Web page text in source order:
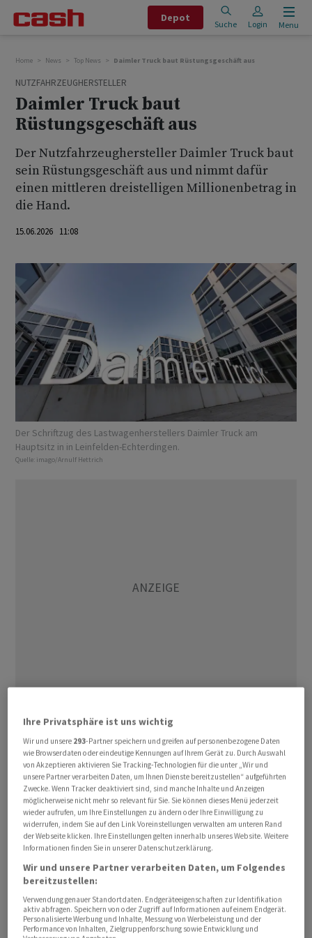
Depot
Suche Login Menu
Home News Top News Daimler Truck baut Rüstungsgeschäft aus
NUTZFAHRZEUGHERSTELLER
Daimler Truck baut
Rüstungsgeschäft aus
Der Nutzfahrzeughersteller Daimler Truck baut
sein Rüstungsgeschäft aus und nimmt dafür
einen mittleren dreistelligen ‌Millionenbetrag ⁠in
die Hand.
15.06.2026 11:08
Der Schriftzug des Lastwagenherstellers Daimler Truck am
Hauptsitz in in Leinfelden-Echterdingen.
Quelle: imago/Arnulf Hettrich
Ziel sei es, bis 2028 einen ⁠Umsatz von einer Milliarde
erwirtschaften, teilte das Stuttgarter Unternehmen
Daimler Truckam Montag mit. Dafür ​rief der Lkw-Bauer
die Dachmarke «Daimler TruckDefence» ins Leben.
Neben Lkw der MarkeMercedes-Benzsollen auch
andere Fahrzeuge aus dem Konzern für
Rüstungszwecke eingesetzt werden.
Geleitet werden ‌soll das Rüstungsgeschäft mit rund
1000 Mitarbeitern von Dennis Kinzelmann. Dieser gab
das Ziel aus, zu einem der ​führenden Anbieter
militärischer Mobilität zu werden. Bislang ​war Daimler
Ihre Privatsphäre ist uns wichtig
Wir und unsere 293-Partner speichern und greifen auf personenbezogene Daten
wie Browserdaten oder eindeutige Kennungen auf Ihrem Gerät zu. Durch Auswahl
von Akzeptieren aktivieren Sie Tracking-Technologien für die unter „Wir und
unsere Partner verarbeiten Daten, um Ihnen Dienste bereitzustellen“ aufgeführten
Zwecke. Wenn Tracker deaktiviert sind, sind manche Inhalte und Anzeigen
möglicherweise nicht mehr so relevant für Sie. Sie können dieses Menü jederzeit
wieder aufrufen, um Ihre Einstellungen zu ändern oder Ihre Einwilligung zu
widerrufen, indem Sie auf den Link Voreinstellungen verwalten am unteren Rand
der Webseite klicken. Ihre Einstellungen gelten innerhalb unseres Website. Weitere
Informationen finden Sie in unserer Datenschutzerklärung.
Wir und unsere Partner verarbeiten Daten, um Folgendes
bereitzustellen:
Verwendung genauer Standortdaten. Endgeräteeigenschaften zur Identifikation
aktiv abfragen. Speichern von oder Zugriff auf Informationen auf einem Endgerät.
Personalisierte Werbung und Inhalte, Messung von Werbeleistung und der
Performance von Inhalten, Zielgruppenforschung sowie Entwicklung und